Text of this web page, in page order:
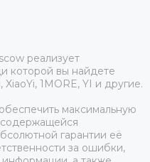
реализует
которой вы найдете
1MORE, YI и другие.
максимальную
содержащейся
гарантии её
за ошибки,